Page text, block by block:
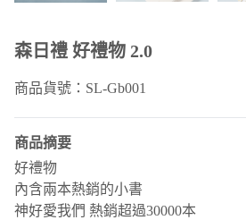
森日禮 好禮物 2.0
商品貨號：SL-Gb001
商品摘要
好禮物
內含兩本熱銷的小書
神好愛我們 熱銷超過30000本